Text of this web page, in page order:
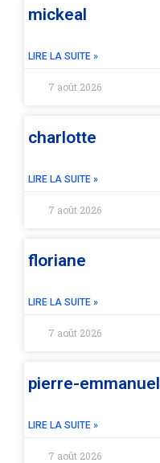
mickeal
LIRE LA SUITE »
7 août 2026
charlotte
LIRE LA SUITE »
7 août 2026
floriane
LIRE LA SUITE »
7 août 2026
pierre-emmanuel
LIRE LA SUITE »
7 août 2026